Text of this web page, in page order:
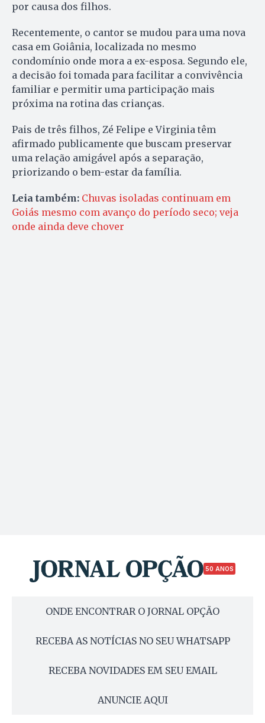
por causa dos filhos.
Recentemente, o cantor se mudou para uma nova
casa em Goiânia, localizada no mesmo
condomínio onde mora a ex-esposa. Segundo ele,
a decisão foi tomada para facilitar a convivência
familiar e permitir uma participação mais
próxima na rotina das crianças.
Pais de três filhos, Zé Felipe e Virginia têm
afirmado publicamente que buscam preservar
uma relação amigável após a separação,
priorizando o bem-estar da família.
Leia também: Chuvas isoladas continuam em
Goiás mesmo com avanço do período seco; veja
onde ainda deve chover
50 ANOS
ONDE ENCONTRAR O JORNAL OPÇÃO
RECEBA AS NOTÍCIAS NO SEU WHATSAPP
RECEBA NOVIDADES EM SEU EMAIL
ANUNCIE AQUI